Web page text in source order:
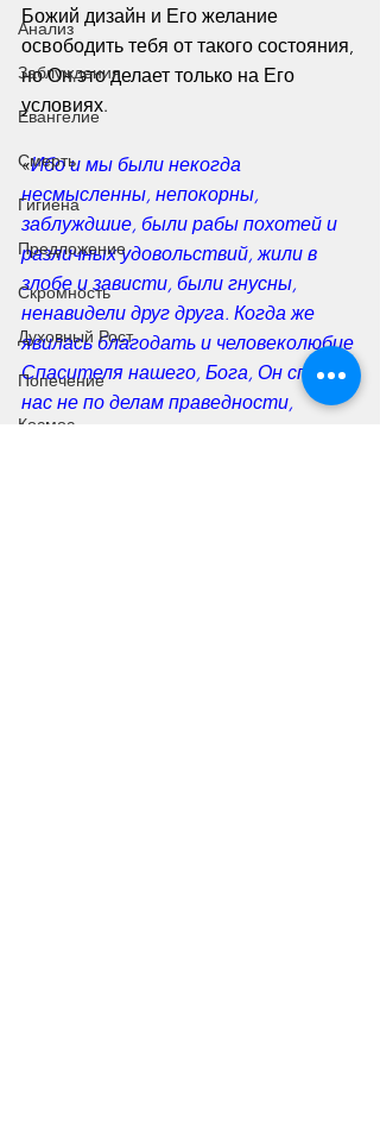
Анализ
Заблуждения
Евангелие
Смерть
Гигиена
Предложение
Скромность
Духовный Рост
Попечение
Космос
Божий дизайн и Его желание
освободить тебя от такого состояния,
но Он это делает только на Его
условиях.
«Ибо и мы были некогда
несмысленны, непокорны,
заблуждшие, были рабы похотей и
различных удовольствий, жили в
злобе и зависти, были гнусны,
ненавидели друг друга. Когда же
явилась благодать и человеколюбие
Спасителя нашего, Бога, Он спас
нас не по делам праведности,
которые бы мы сотворили, а по